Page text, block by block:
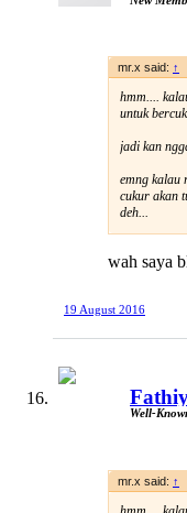
mr.x said: ↑
hmm....
untuk
jadi kan
emng kalau
cukur akan
deh...
wah saya
19 August 2016
Well-
mr.x said: ↑